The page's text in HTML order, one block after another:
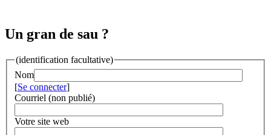
Un gran de sau ?
(identification facultative)
Nom
[Se connecter]
Courriel (non publié)
Votre site web